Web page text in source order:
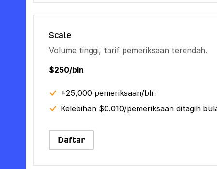
Scale
Volume tinggi, tarif pemeriksaan terendah.
$250/bln
+25,000 pemeriksaan/bln
Kelebihan $0.010/pemeriksaan ditagih
Daftar